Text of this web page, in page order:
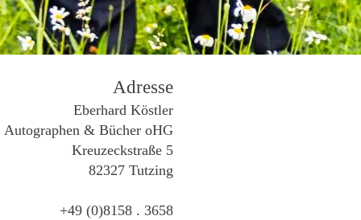
Adresse
Eberhard Köstler
Autographen & Bücher oHG
Kreuzeckstraße 5
82327 Tutzing
+49 (0)8158 . 3658